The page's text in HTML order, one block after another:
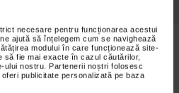
necesare pentru funcționarea acestui
ajută să înțelegem cum se navighează
modului în care funcționează site-
să fie mai exacte în cazul căutărilor,
ului nostru. Partenerii noștri folosesc
publicitate personalizată pe baza
suport pentru articulatia
activitate fizica si recuperare